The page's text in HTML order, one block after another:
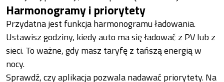
Harmonogramy i priorytety
Przydatna jest funkcja harmonogramu ładowania.
Ustawisz godziny, kiedy auto ma się ładować z PV lub z
sieci. To ważne, gdy masz taryfę z tańszą energią w
nocy.
Sprawdź, czy aplikacja pozwala nadawać priorytety. Na